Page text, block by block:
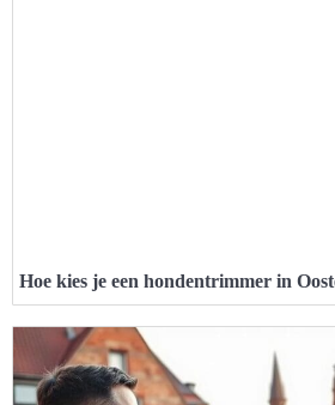
Hoe kies je een hondentrimmer in